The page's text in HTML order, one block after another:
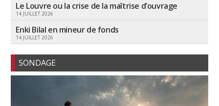
Le Louvre ou la crise de la maîtrise d’ouvrage
14 JUILLET 2026
Enki Bilal en mineur de fonds
14 JUILLET 2026
SONDAGE